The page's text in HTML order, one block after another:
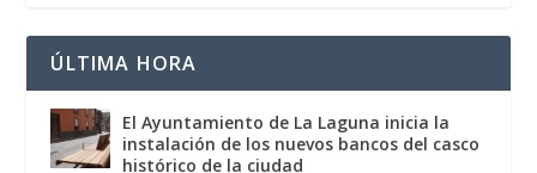
ÚLTIMA HORA
El Ayuntamiento de La Laguna inicia la
instalación de los nuevos bancos del casco
histórico de la ciudad